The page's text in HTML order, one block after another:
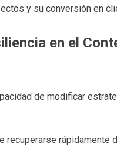
y su conversión en
en el
de modificar
recuperarse rápidamente